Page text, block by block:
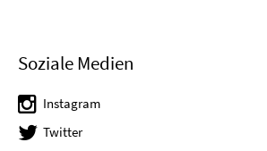
Soziale Medien
Instagram
Twitter